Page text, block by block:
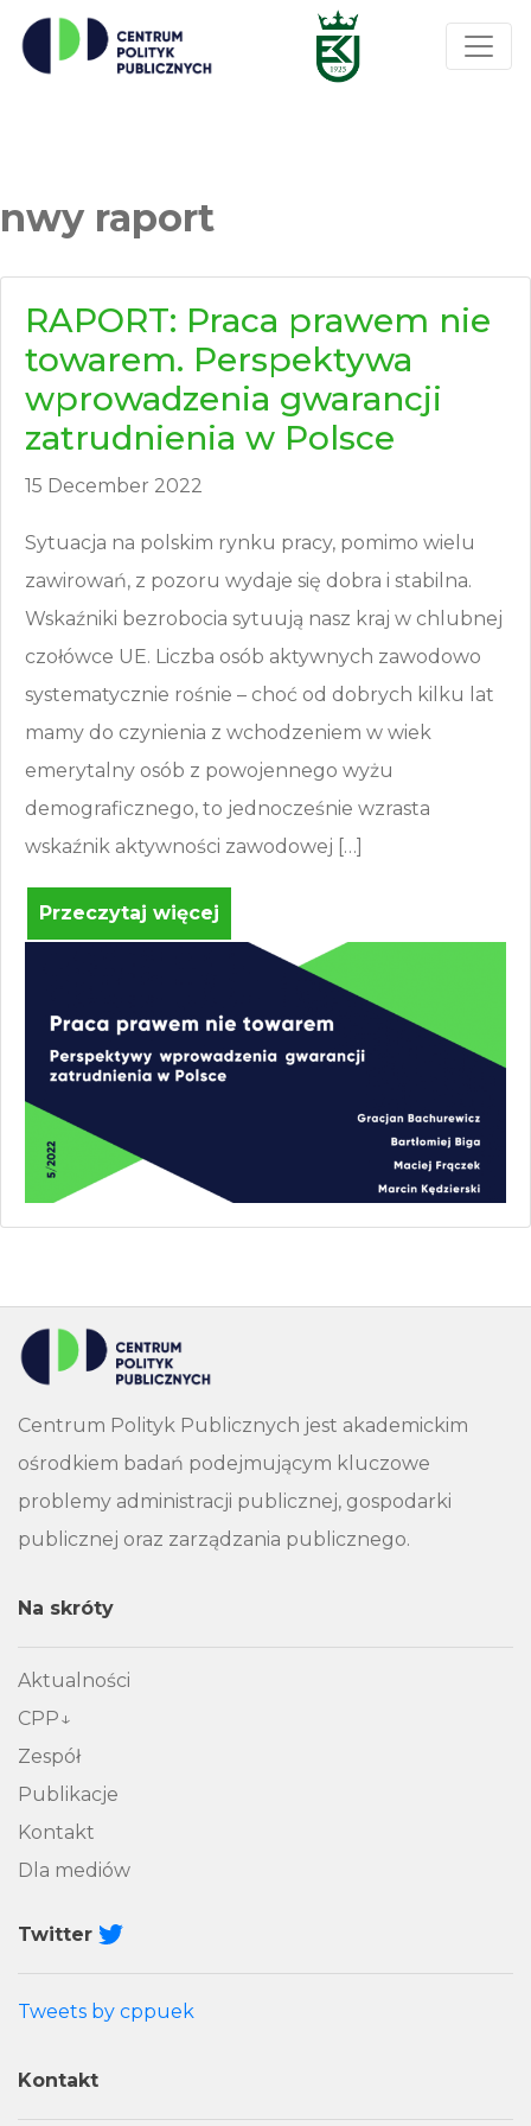
nwy raport
RAPORT: Praca prawem nie
towarem. Perspektywa
wprowadzenia gwarancji
zatrudnienia w Polsce
15 December 2022
Sytuacja na polskim rynku pracy, pomimo wielu
zawirowań, z pozoru wydaje się dobra i stabilna.
Wskaźniki bezrobocia sytuują nasz kraj w chlubnej
czołówce UE. Liczba osób aktywnych zawodowo
systematycznie rośnie – choć od dobrych kilku lat
mamy do czynienia z wchodzeniem w wiek
emerytalny osób z powojennego wyżu
demograficznego, to jednocześnie wzrasta
wskaźnik aktywności zawodowej […]
Przeczytaj więcej
Centrum Polityk Publicznych jest akademickim
ośrodkiem badań podejmującym kluczowe
problemy administracji publicznej, gospodarki
publicznej oraz zarządzania publicznego.
Na skróty
Aktualności
CPP
Zespół
Publikacje
Kontakt
Dla mediów
Twitter
Tweets by cppuek
Kontakt